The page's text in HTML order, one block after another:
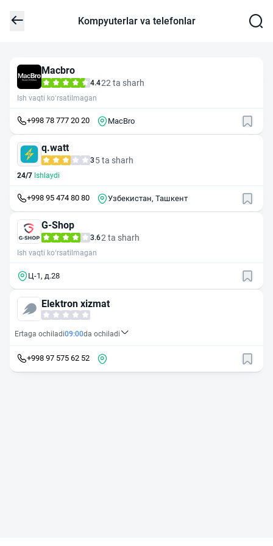
Kompyuterlar va telefonlar
Macbro
4.422 ta sharh
Ish vaqti ko‘rsatilmagan
+998 78 777 20 20 MacBro
q.watt
3 5 ta sharh
24/7 Ishlaydi
+998 95 474 80 80 Узбекистан, Ташкент
G-Shop
3.62 ta sharh
Ish vaqti ko‘rsatilmagan
Ц-1, д.28
Elektron xizmat
Ertaga ochiladi09:00da ochiladi
+998 97 575 62 52